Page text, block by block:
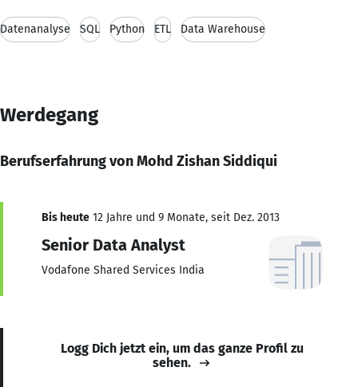
Datenanalyse SQL Python ETL Data Warehouse
Werdegang
Berufserfahrung von Mohd Zishan Siddiqui
Bis heute 12 Jahre und 9 Monate, seit Dez. 2013
Senior Data Analyst
Vodafone Shared Services India
Logg Dich jetzt ein, um das ganze Profil zu
sehen.